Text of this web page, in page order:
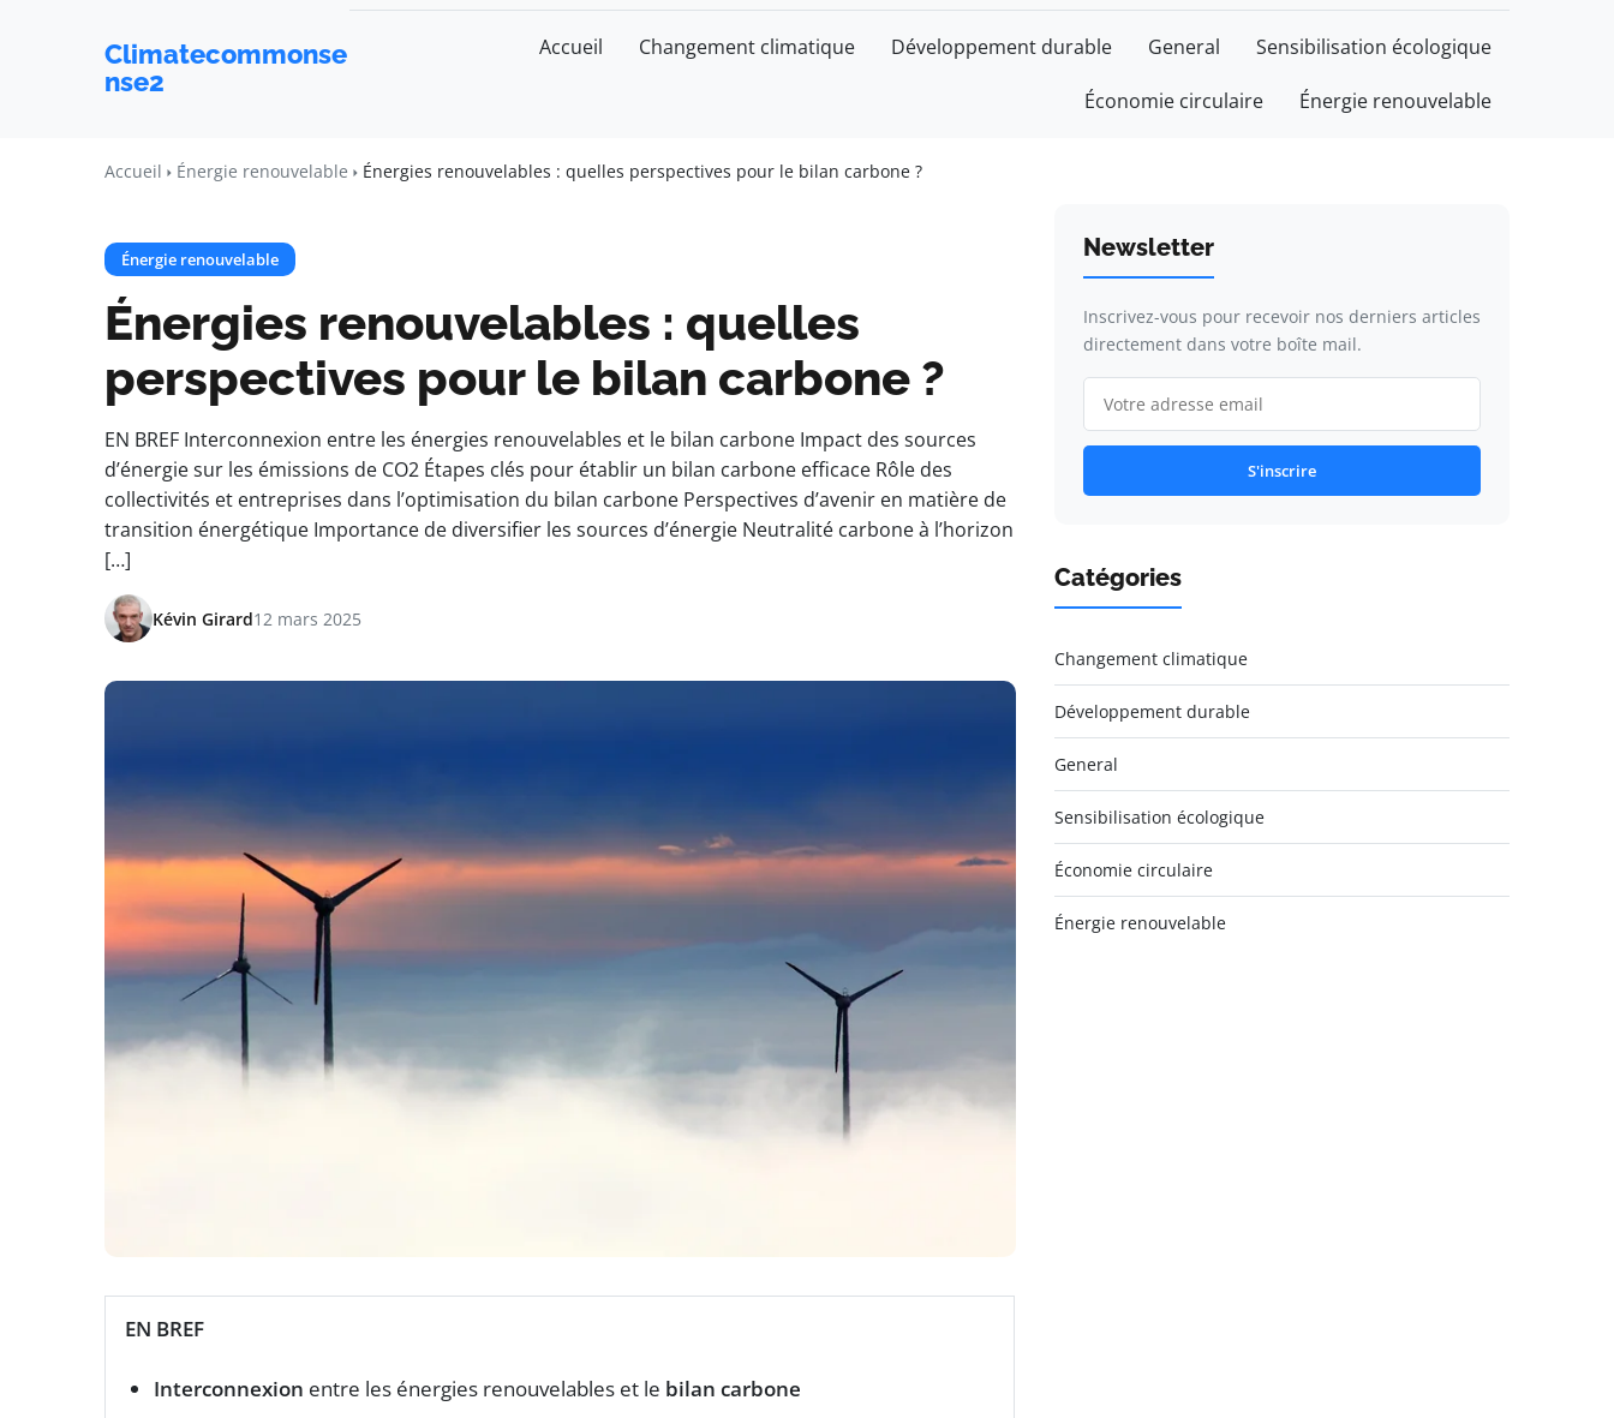
Climatecommonse
nse2
Accueil Changement climatique Développement durable General Sensibilisation écologique
Économie circulaire Énergie renouvelable
Accueil Énergie renouvelable Énergies renouvelables : quelles perspectives pour le bilan carbone ?
Énergie renouvelable
Énergies renouvelables : quelles
perspectives pour le bilan carbone ?
EN BREF Interconnexion entre les énergies renouvelables et le bilan carbone Impact des sources
d’énergie sur les émissions de CO2 Étapes clés pour établir un bilan carbone efficace Rôle des
collectivités et entreprises dans l’optimisation du bilan carbone Perspectives d’avenir en matière de
transition énergétique Importance de diversifier les sources d’énergie Neutralité carbone à l’horizon
[…]
Kévin Girard12 mars 2025
EN BREF
Interconnexion entre les énergies renouvelables et le bilan carbone
Newsletter
Inscrivez-vous pour recevoir nos derniers articles
directement dans votre boîte mail.
S'inscrire
Catégories
Changement climatique
Développement durable
General
Sensibilisation écologique
Économie circulaire
Énergie renouvelable